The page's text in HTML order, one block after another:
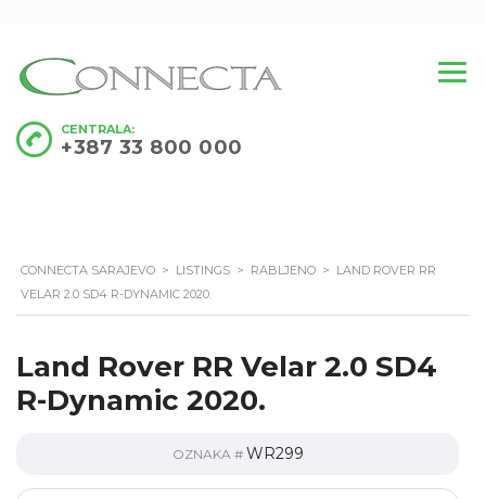
CENTRALA:
+387 33 800 000
CONNECTA SARAJEVO > LISTINGS > RABLJENO > LAND ROVER RR
VELAR 2.0 SD4 R-DYNAMIC 2020.
Land Rover RR Velar 2.0 SD4
R-Dynamic 2020.
OZNAKA # WR299